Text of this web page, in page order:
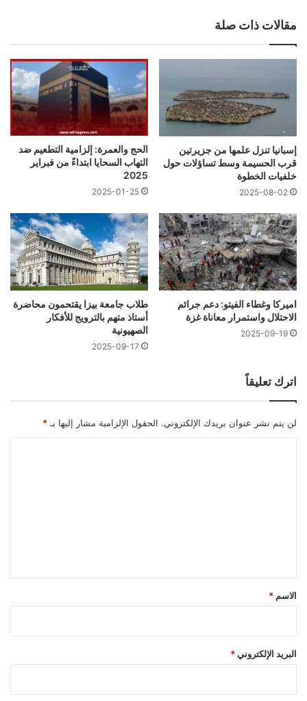
مقالات ذات صلة
إسبانيا تنزل علمها من جزيرتين
قرب الحسيمة وسط تساؤلات حول
خلفيات الخطوة
2025-08-02
الحج والعمرة: إلزامية التطعيم ضد
التهاب السحايا ابتداءً من فبراير
2025
2025-01-25
اميركا وغطاء الفيتو: دعم جرائم
الاحتلال واستمرار معاناة غزة
2025-09-19
طلاب جامعة بيزا يقتحمون محاضرة
أستاذ متهم بالترويج للأفكار
الصهيونية
2025-09-17
اترك تعليقاً
لن يتم نشر عنوان بريدك الإلكتروني. الحقول الإلزامية مشار إليها بـ *
*
الاسم *
البريد الإلكتروني *